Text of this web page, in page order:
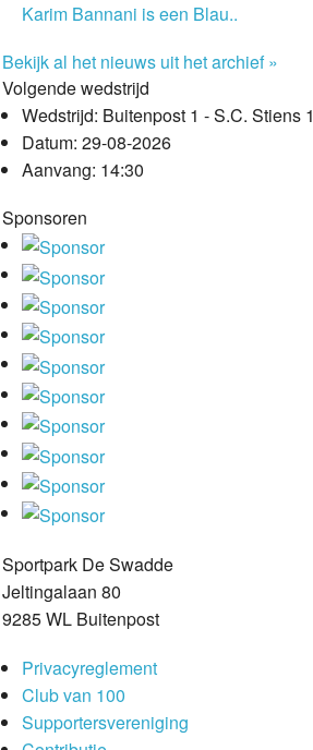
Karim Bannani is een Blau..
Bekijk al het nieuws uit het archief »
Volgende wedstrijd
Wedstrijd: Buitenpost 1 - S.C. Stiens 1
Datum: 29-08-2026
Aanvang: 14:30
Sponsoren
Sportpark De Swadde
Jeltingalaan 80
9285 WL Buitenpost
Privacyreglement
Club van 100
Supportersvereniging